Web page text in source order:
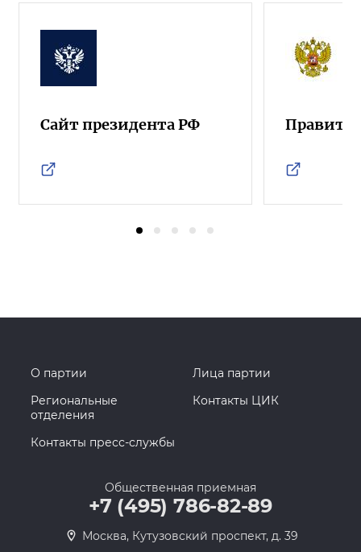
Сайт президента РФ
О партии
Лица партии
Региональные
отделения
Контакты ЦИК
Контакты пресс-службы
Общественная приемная
+7 (495) 786-82-89
Москва, Кутузовский проспект, д. 39